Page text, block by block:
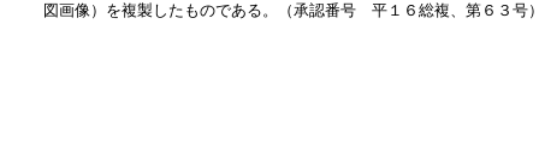
図画像）を複製したものである。（承認番号 平１６総複、第６３号